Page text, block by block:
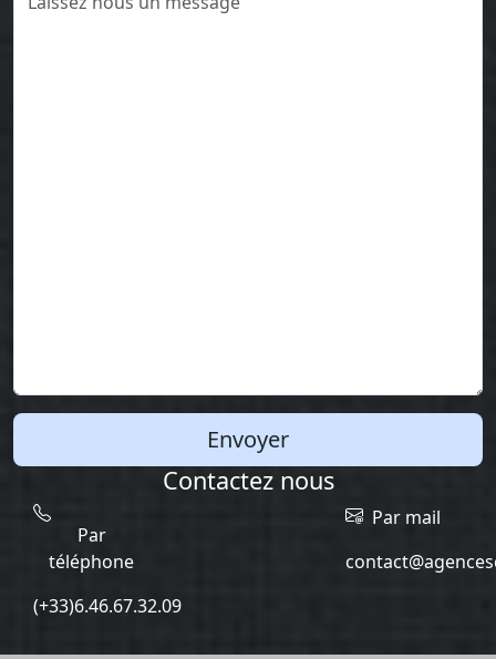
Envoyer
Contactez nous
Par
téléphone
(+33)6.46.67.32.09
Par mail